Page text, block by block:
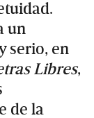
un
serio, en
Libres,
de la